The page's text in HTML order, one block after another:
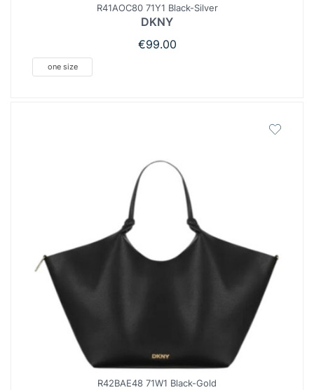
R41AOC80 71Y1 Black-Silver
DKNY
€99.00
one size
R42BAE48 71W1 Black-Gold